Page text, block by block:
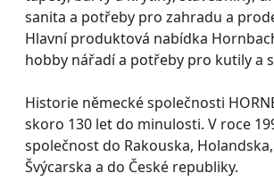
sanita a potřeby pro zahradu a
Hlavní produktová nabídka
hobby nářadí a potřeby pro kutily a
Historie německé společnosti
skoro 130 let do minulosti. V roce
společnost do Rakouska,
Švýcarska a do České republiky.